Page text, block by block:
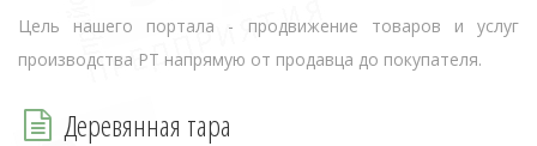
Цель нашего портала - продвижение товаров и услуг
производства РТ напрямую от продавца до покупателя.
Деревянная тара